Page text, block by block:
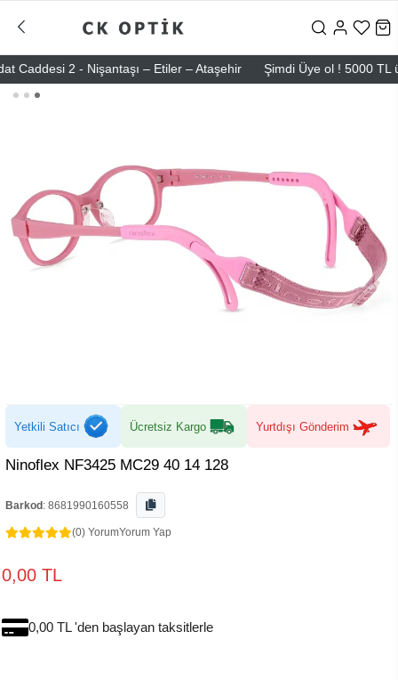
2 - Nişantaşı – Etiler – Ataşehir Şimdi Üye ol ! 5000 TL
Yetkili Satıcı Ücretsiz Kargo Yurtdışı Gönderim
Ninoflex NF3425 MC29 40 14 128
Barkod : 8681990160558
(0) YorumYorum Yap
0,00 TL
0,00 TL 'den başlayan taksitlerle